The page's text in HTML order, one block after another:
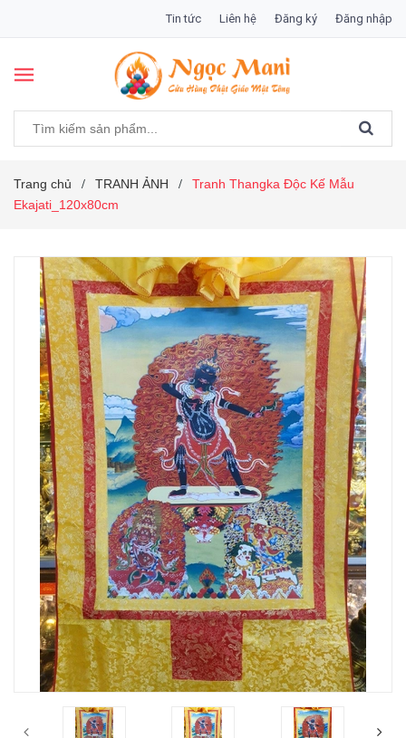
Tin tức Liên hệ Đăng ký Đăng nhập
Trang chủ / TRANH ẢNH /
Tranh Thangka Độc Kế Mẫu
Ekajati_120x80cm